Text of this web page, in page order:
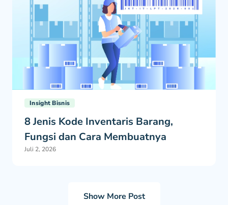
Insight Bisnis
8 Jenis Kode Inventaris Barang,
Fungsi dan Cara Membuatnya
Juli 2, 2026
Show More Post